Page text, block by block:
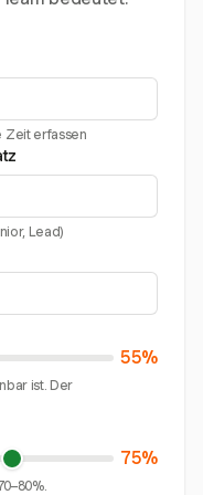
Zeit erfassen
Lead)
55%
ist. Der
75%